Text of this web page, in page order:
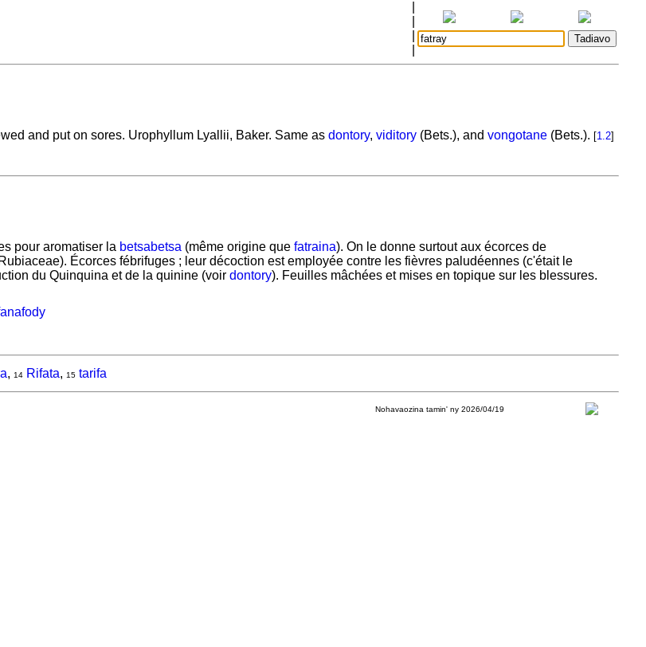
and put on sores. Urophyllum Lyallii, Baker. Same as dontory, viditory(Bets.), and vongotane(Bets.). [1.2]
pour aromatiser la betsabetsa (même origine que fatraina). On le donne surtout aux écorces de
Écorces fébrifuges ; leur décoction est employée contre les fièvres paludéennes (c'était le
du Quinquina et de la quinine (voir dontory). Feuilles mâchées et mises en topique sur les blessures.
, 14 Rifata, 15 tarifa
Nohavaozina tamin' ny 2026/04/19